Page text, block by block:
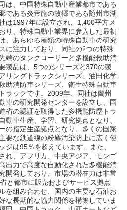
は、中国特殊自動車産業都市である
である炎帝龍の故郷である随州市湖
は1997年に設立され、1,400平方メ
り、特殊自動車業界に参入した最初
、あらゆる種類の特殊自動車の研究
に注力しており、同社の2つの特殊
端のタンクローリーと多機能救助消
製品は、5つのシリーズと370の製
リングトラックシリーズ、油田化学
助消防車シリーズ、衛生特殊自動車
ラックです。2009年、同社は蘭州
車の研究開発センターを設立し、国
省の認証を取得した多機能防塵トラ
動車生産、学習、研究拠点となり、
の指定生産拠点となり、多くの国家
要な鉄道線の粉塵汚染防止に広く使
ジは95％を超えています。また、
れ、アフリカ、中央アジア、モンゴ
出力で高度な自動化された多機能消
開発しており、市場の潜在力は非常
と都市に販売およびサービス拠点
を組み合わせ、国内の主要な石油お
な長期的な協力関係を構築していま